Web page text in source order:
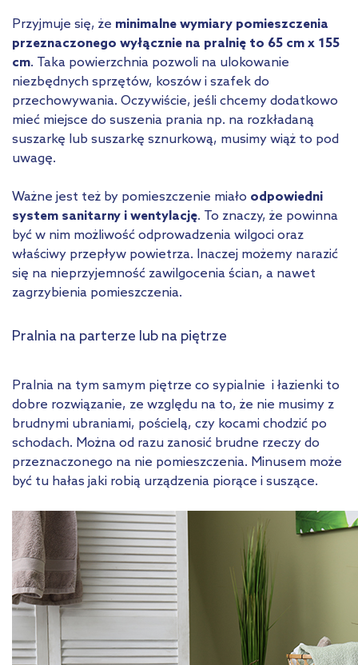
Przyjmuje się, że minimalne wymiary pomieszczenia
przeznaczonego wyłącznie na pralnię to 65 cm x 155
cm. Taka powierzchnia pozwoli na ulokowanie
niezbędnych sprzętów, koszów i szafek do
przechowywania. Oczywiście, jeśli chcemy dodatkowo
mieć miejsce do suszenia prania np. na rozkładaną
suszarkę lub suszarkę sznurkową, musimy wiąż to pod
uwagę.
Ważne jest też by pomieszczenie miało odpowiedni
system sanitarny i wentylację. To znaczy, że powinna
być w nim możliwość odprowadzenia wilgoci oraz
właściwy przepływ powietrza. Inaczej możemy narazić
się na nieprzyjemność zawilgocenia ścian, a nawet
zagrzybienia pomieszczenia.
Pralnia na parterze lub na piętrze
Pralnia na tym samym piętrze co sypialnie i łazienki to
dobre rozwiązanie, ze względu na to, że nie musimy z
brudnymi ubraniami, pościelą, czy kocami chodzić po
schodach. Można od razu zanosić brudne rzeczy do
przeznaczonego na nie pomieszczenia. Minusem może
być tu hałas jaki robią urządzenia piorące i suszące.